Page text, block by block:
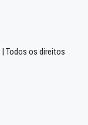
| Todos os direitos